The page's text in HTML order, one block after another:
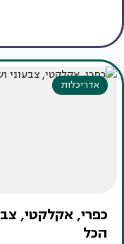
אדריכלות
כפרי, אקלקטי,
הכל